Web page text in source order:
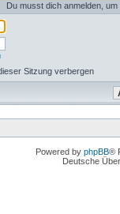
Du musst dich anmelden,
Sitzung verbergen
Powered by phpBB®
Deutsche